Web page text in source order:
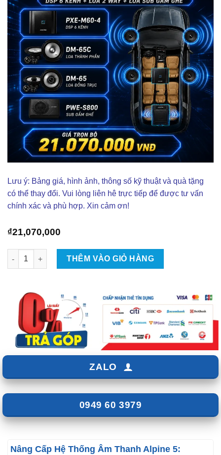
Lưu ý: Bảng giá, hình ảnh, thông số kỹ thuật và quà tặng
có thể thay đổi. Vui lòng liên hê trực tiếp để được tư vấn
chính xác và phù hợp. Xin cảm ơn!
₫21,070,000
Gói Độ Loa Hệ Thống Âm Thanh Alpine 5 - ZKar Auto số lượng
THÊM VÀO GIỎ HÀNG
ZALO
0949 60 3979
Nâng Cấp Hệ Thống Âm Thanh Alpine 5: